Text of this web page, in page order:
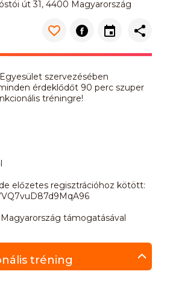
út 31, 4400 Magyarország
szervezésében
érdeklődőt 90 perc szuper
tréningre!
előzetes regisztrációhoz kötött:
támogatásával
tréning